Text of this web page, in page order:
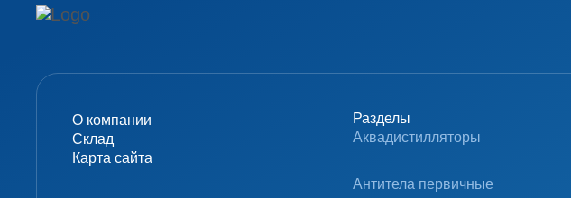
О компании
Склад
Карта сайта
Разделы
Аквадистилляторы
Антитела первичные